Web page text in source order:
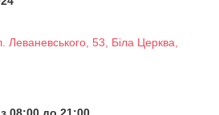
Леваневського, 53, Біла Церква,